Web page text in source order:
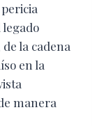
la cadena
en la
manera